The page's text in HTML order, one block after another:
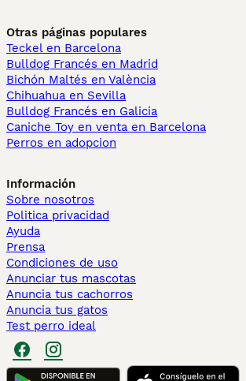
Otras páginas populares
Teckel en Barcelona
Bulldog Francés en Madrid
Bichón Maltés en València
Chihuahua en Sevilla
Bulldog Francés en Galicia
Caniche Toy en venta en Barcelona
Perros en adopcion
Información
Sobre nosotros
Politica privacidad
Ayuda
Prensa
Condiciones de uso
Anunciar tus mascotas
Anuncia tus cachorros
Anuncia tus gatos
Test perro ideal